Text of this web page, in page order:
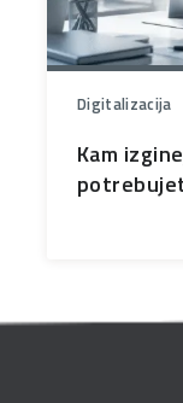
Digitalizacija
Kam